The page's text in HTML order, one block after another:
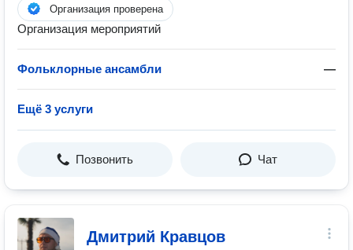
Организация проверена
Организация мероприятий
Фольклорные ансамбли —
Ещё 3 услуги
Позвонить Чат
Дмитрий Кравцов